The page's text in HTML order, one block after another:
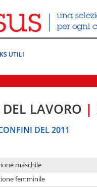
UTILI
LAVORO |
DEL 2011
maschile
femminile